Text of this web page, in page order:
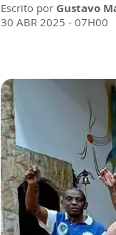
Escrito por Gustavo
30 ABR 2025 - 07H00